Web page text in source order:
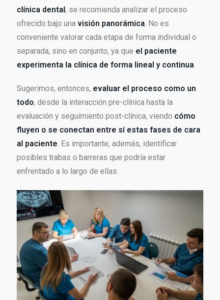
clínica dental , se recomienda analizar el proceso
ofrecido bajo una visión panorámica. No es
conveniente valorar cada etapa de forma individual o
separada, sino en conjunto, ya que el paciente
experimenta la clínica de forma lineal y continua.
Sugerimos, entonces, evaluar el proceso como un
todo, desde la interacción pre-clínica hasta la
evaluación y seguimiento post-clínica, viendo cómo
fluyen o se conectan entre sí estas fases de cara
al paciente. Es importante, además, identificar
posibles trabas o barreras que podría estar
enfrentado a lo largo de ellas.